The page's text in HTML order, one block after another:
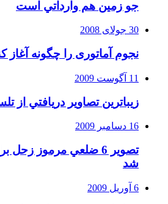
جو زمين هم وارداتي است
30 جولای 2008
نجوم آماتوری را چگونه آغاز
11 آگوست 2009
زيباترين تصاوير دريافتي از
16 دسامبر 2009
تصوير 6 ضلعي مرموز
شد
6 آوریل 2009